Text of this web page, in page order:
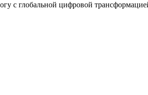
с глобальной цифровой